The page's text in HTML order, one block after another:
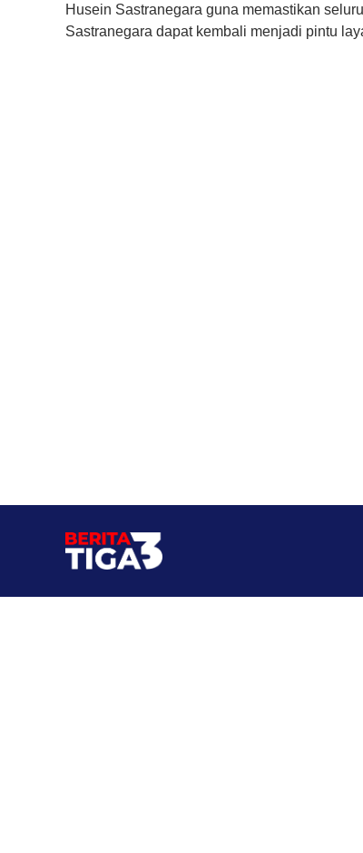
Husein Sastranegara guna memastikan
Sastranegara dapat kembali menjadi pintu